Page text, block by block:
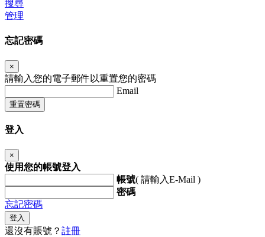
搜尋
管理
忘記密碼
×
請輸入您的電子郵件以重置您的密碼
Email
重置密碼
登入
×
使用您的帳號登入
帳號( 請輸入E-Mail )
密碼
忘記密碼
登入
還沒有賬號？ 註冊